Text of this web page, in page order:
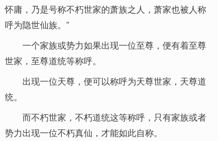
怀庸，乃是号称不朽世家的萧族之人，萧家也被人称
呼为隐世仙族。”
一个家族或势力如果出现一位至尊，便有着至尊
世家，至尊道统等称呼。
出现一位天尊，便可以称呼为天尊世家，天尊道
统。
而不朽世家，不朽道统这等称呼，只有家族或者
势力出现一位不朽真仙，才能如此自称。